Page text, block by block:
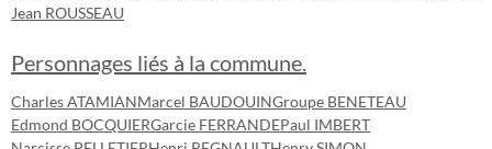
Jean ROUSSEAU
Personnages liés à la commune.
Charles ATAMIANMarcel BAUDOUINGroupe BENETEAU
Edmond BOCQUIERGarcie FERRANDEPaul IMBERT